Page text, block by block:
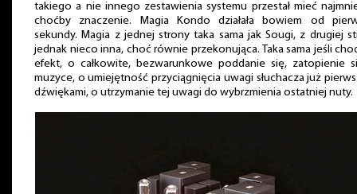
takiego a nie innego zestawienia systemu przestał mieć
choćby znaczenie. Magia Kondo działała bowiem od
sekundy. Magia z jednej strony taka sama jak Sougi, z drugiej
jednak nieco inna, choć równie przekonująca. Taka sama jeśli
efekt, o całkowite, bezwarunkowe poddanie się, zatopienie
muzyce, o umiejętność przyciągnięcia uwagi słuchacza już
dźwiękami, o utrzymanie tej uwagi do wybrzmienia ostatniej nuty.